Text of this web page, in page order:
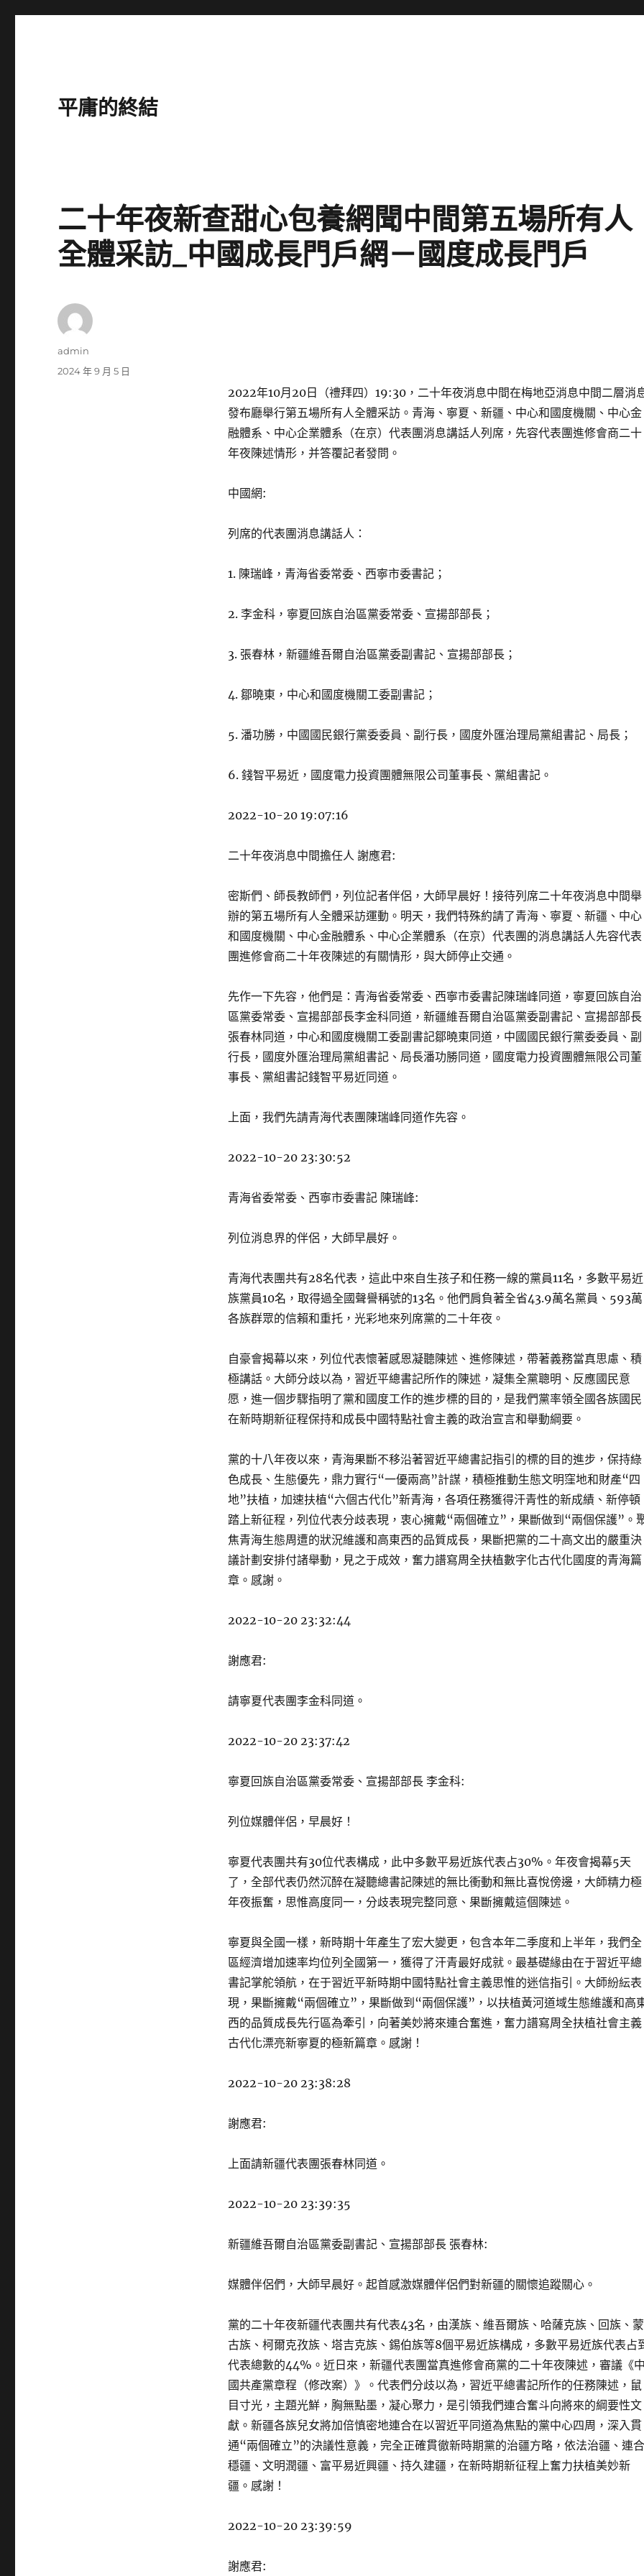
平庸的終結
二十年夜新查甜心包養網聞中間第五場所有人
全體采訪_中國成長門戶網－國度成長門戶
2022年10月20日（禮拜四）19:30，二十年夜消息中間在梅地亞消息中間二層消
發布廳舉行第五場所有人全體采訪。青海、寧夏、新疆、中心和國度機關、中心金
融體系、中心企業體系（在京）代表團消息講話人列席，先容代表團進修會商二十
年夜陳述情形，并答覆記者發問。
中國網:
列席的代表團消息講話人：
1. 陳瑞峰，青海省委常委、西寧市委書記；
2. 李金科，寧夏回族自治區黨委常委、宣揚部部長；
3. 張春林，新疆維吾爾自治區黨委副書記、宣揚部部長；
4. 鄒曉東，中心和國度機關工委副書記；
5. 潘功勝，中國國民銀行黨委委員、副行長，國度外匯治理局黨組書記、局長；
6. 錢智平易近，國度電力投資團體無限公司董事長、黨組書記。
2022-10-20 19:07:16
二十年夜消息中間擔任人 謝應君:
密斯們、師長教師們，列位記者伴侶，大師早晨好！接待列席二十年夜消息中間舉
辦的第五場所有人全體采訪運動。明天，我們特殊約請了青海、寧夏、新疆、中心
和國度機關、中心金融體系、中心企業體系（在京）代表團的消息講話人先容代表
團進修會商二十年夜陳述的有關情形，與大師停止交通。
先作一下先容，他們是：青海省委常委、西寧市委書記陳瑞峰同道，寧夏回族自治
區黨委常委、宣揚部部長李金科同道，新疆維吾爾自治區黨委副書記、宣揚部部長
張春林同道，中心和國度機關工委副書記鄒曉東同道，中國國民銀行黨委委員、副
行長，國度外匯治理局黨組書記、局長潘功勝同道，國度電力投資團體無限公司董
事長、黨組書記錢智平易近同道。
上面，我們先請青海代表團陳瑞峰同道作先容。
2022-10-20 23:30:52
青海省委常委、西寧市委書記 陳瑞峰:
列位消息界的伴侶，大師早晨好。
青海代表團共有28名代表，這此中來自生孩子和任務一線的黨員11名，多數平易近
族黨員10名，取得過全國聲譽稱號的13名。他們肩負著全省43.9萬名黨員、593萬
各族群眾的信賴和重托，光彩地來列席黨的二十年夜。
自豪會揭幕以來，列位代表懷著感恩凝聽陳述、進修陳述，帶著義務當真思慮、積
極講話。大師分歧以為，習近平總書記所作的陳述，凝集全黨聰明、反應國民意
愿，進一個步驟指明了黨和國度工作的進步標的目的，是我們黨率領全國各族國民
在新時期新征程保持和成長中國特點社會主義的政治宣言和舉動綱要。
黨的十八年夜以來，青海果斷不移沿著習近平總書記指引的標的目的進步，保持綠
色成長、生態優先，鼎力實行“一優兩高”計謀，積極推動生態文明窪地和財產“四
地”扶植，加速扶植“六個古代化”新青海，各項任務獲得汗青性的新成績、新停頓
踏上新征程，列位代表分歧表現，衷心擁戴“兩個確立”，果斷做到“兩個保護”。
焦青海生態周遭的狀況維護和高東西的品質成長，果斷把黨的二十高文出的嚴重決
議計劃安排付諸舉動，見之于成效，奮力譜寫周全扶植數字化古代化國度的青海篇
章。感謝。
2022-10-20 23:32:44
謝應君:
請寧夏代表團李金科同道。
2022-10-20 23:37:42
寧夏回族自治區黨委常委、宣揚部部長 李金科:
列位媒體伴侶，早晨好！
寧夏代表團共有30位代表構成，此中多數平易近族代表占30%。年夜會揭幕5天
了，全部代表仍然沉醉在凝聽總書記陳述的無比衝動和無比喜悅傍邊，大師精力極
年夜振奮，思惟高度同一，分歧表現完整同意、果斷擁戴這個陳述。
寧夏與全國一樣，新時期十年產生了宏大變更，包含本年二季度和上半年，我們全
區經濟增加速率均位列全國第一，獲得了汗青最好成就。最基礎緣由在于習近平總
書記掌舵領航，在于習近平新時期中國特點社會主義思惟的迷信指引。大師紛紜表
現，果斷擁戴“兩個確立”，果斷做到“兩個保護”，以扶植黃河道域生態維護和高
西的品質成長先行區為牽引，向著美妙將來連合奮進，奮力譜寫周全扶植社會主義
古代化漂亮新寧夏的極新篇章。感謝！
2022-10-20 23:38:28
謝應君:
上面請新疆代表團張春林同道。
2022-10-20 23:39:35
新疆維吾爾自治區黨委副書記、宣揚部部長 張春林:
媒體伴侶們，大師早晨好。起首感激媒體伴侶們對新疆的關懷追蹤關心。
黨的二十年夜新疆代表團共有代表43名，由漢族、維吾爾族、哈薩克族、回族、蒙
古族、柯爾克孜族、塔吉克族、錫伯族等8個平易近族構成，多數平易近族代表占
代表總數的44%。近日來，新疆代表團當真進修會商黨的二十年夜陳述，審議《
國共產黨章程（修改案）》。代表們分歧以為，習近平總書記所作的任務陳述，鼠
目寸光，主題光鮮，胸無點墨，凝心聚力，是引領我們連合奮斗向將來的綱要性文
獻。新疆各族兒女將加倍慎密地連合在以習近平同道為焦點的黨中心四周，深入貫
通“兩個確立”的決議性意義，完全正確貫徹新時期黨的治疆方略，依法治疆、連合
穩疆、文明潤疆、富平易近興疆、持久建疆，在新時期新征程上奮力扶植美妙新
疆。感謝！
2022-10-20 23:39:59
謝應君:
作
admin
發
2024 年 9 月 5 日